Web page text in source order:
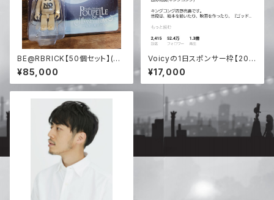
BE@RBRICK【50個セット】(送
料込み)
¥85,000
Voicyの1日スポンサー枠【202
5年】
¥17,000